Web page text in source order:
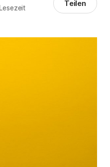
Teilen